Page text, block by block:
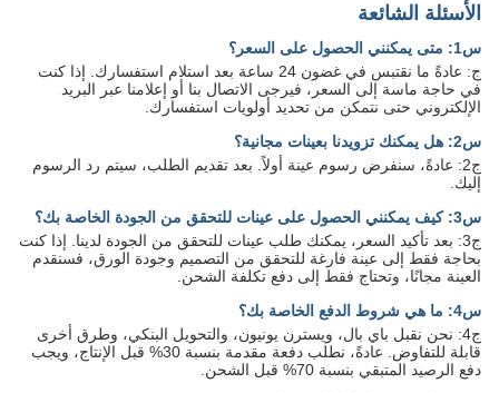
الأسئلة الشائعة
س1: متى يمكنني الحصول على السعر؟
ج: عادةً ما نقتبس في غضون 24 ساعة بعد استلام استفسارك. إذا كنت
في حاجة ماسة إلى السعر، فيرجى الاتصال بنا أو إعلامنا عبر البريد
الإلكتروني حتى نتمكن من تحديد أولويات استفسارك.
س2: هل يمكنك تزويدنا بعينات مجانية؟
ج2: عادةً، سنفرض رسوم عينة أولاً. بعد تقديم الطلب، سيتم رد الرسوم
إليك.
س3: كيف يمكنني الحصول على عينات للتحقق من الجودة الخاصة بك؟
ج3: بعد تأكيد السعر، يمكنك طلب عينات للتحقق من الجودة لدينا. إذا كنت
بحاجة فقط إلى عينة فارغة للتحقق من التصميم وجودة الورق، فسنقدم
العينة مجانًا، وتحتاج فقط إلى دفع تكلفة الشحن.
س4: ما هي شروط الدفع الخاصة بك؟
ج4: نحن نقبل باي بال، ويسترن يونيون، والتحويل البنكي، وطرق أخرى
قابلة للتفاوض. عادةً، نطلب دفعة مقدمة بنسبة 30% قبل الإنتاج، ويجب
دفع الرصيد المتبقي بنسبة 70% قبل الشحن.